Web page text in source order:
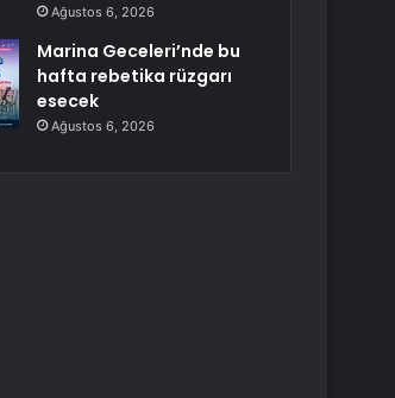
Ağustos 6, 2026
Marina Geceleri’nde bu
hafta rebetika rüzgarı
esecek
Ağustos 6, 2026